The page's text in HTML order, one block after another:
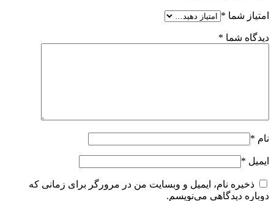
امتیاز شما *
دیدگاه شما *
نام *
ایمیل *
ذخیره نام، ایمیل و وبسایت من در مرورگر برای زمانی که
دوباره دیدگاهی می‌نویسم.